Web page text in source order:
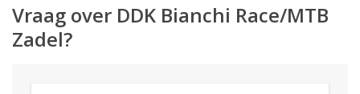
Vraag over DDK Bianchi Race/MTB
Zadel?